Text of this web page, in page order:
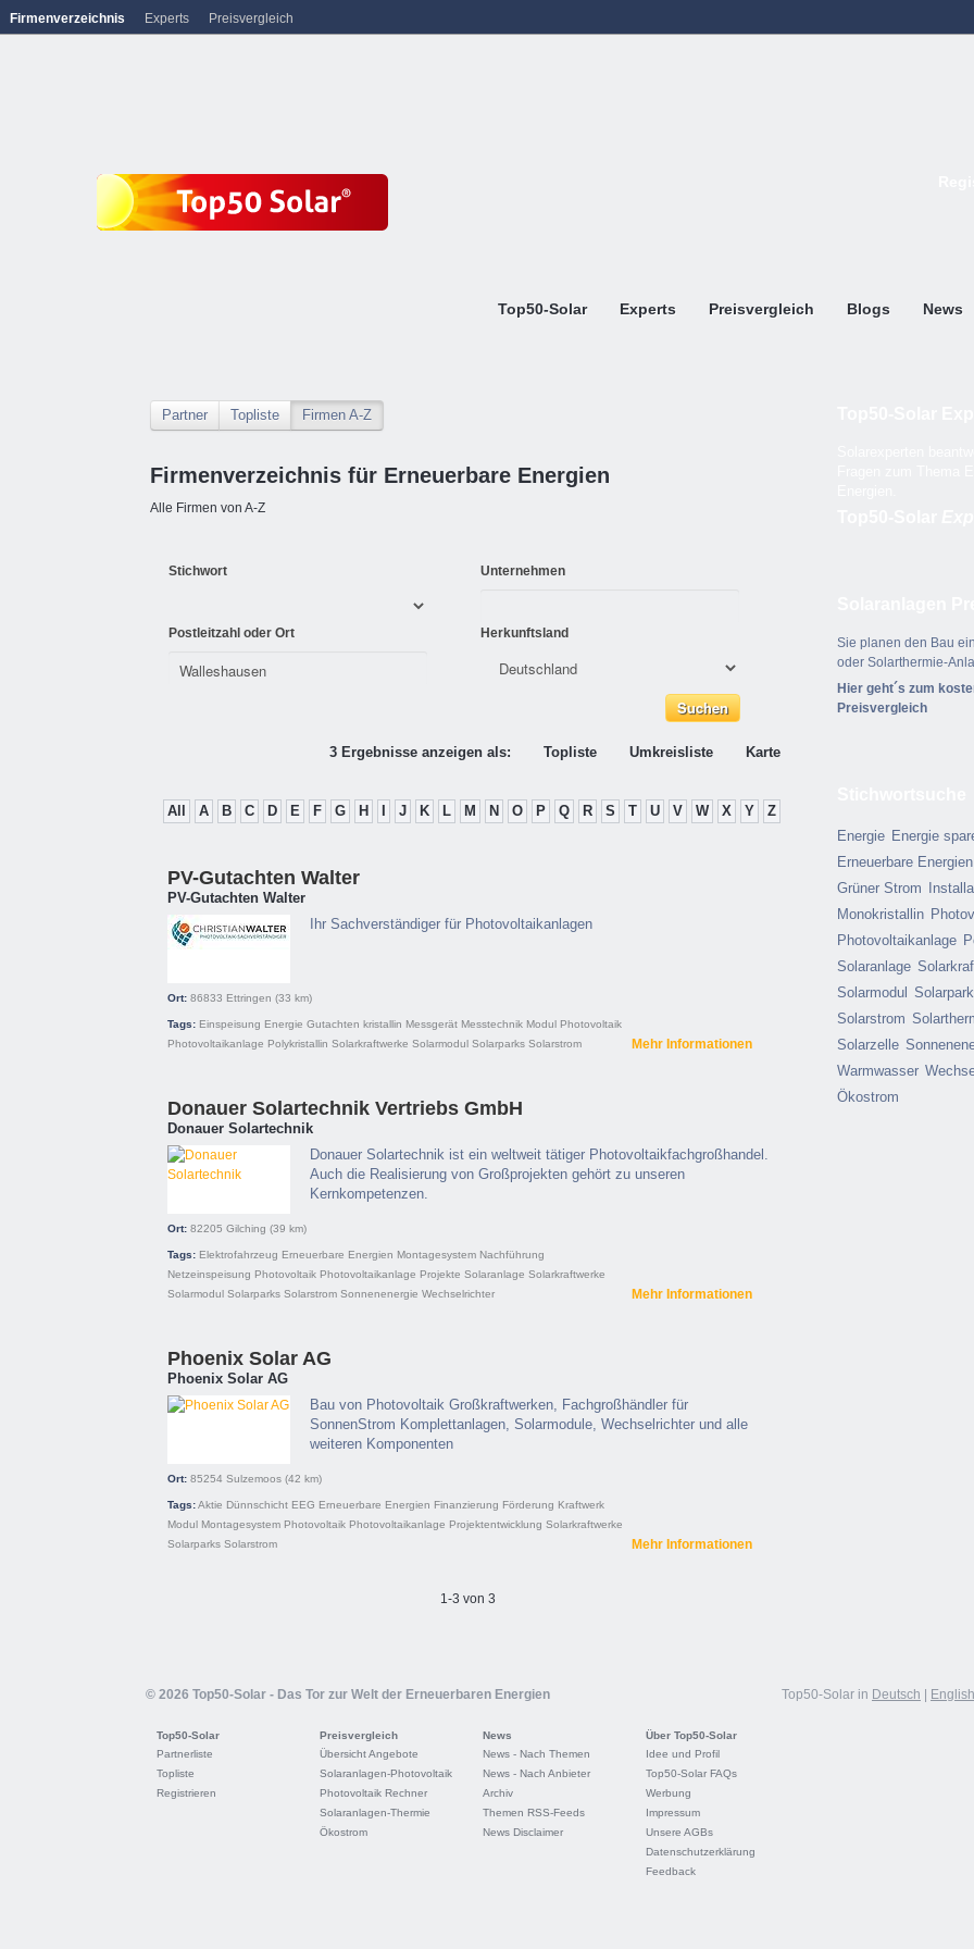
Top50-Solar Experts Preisvergleich Blogs News
Partner Topliste Firmen A-Z
Firmenverzeichnis für Erneuerbare Energien
Alle Firmen von A-Z
Stichwort Unternehmen
Postleitzahl oder Ort Herkunftsland
3 Ergebnisse anzeigen als: Topliste Umkreisliste Karte
All A B C D E F G H J K L M N O P Q R S T U V W X Y Z
PV-Gutachten Walter
PV-Gutachten Walter
Ihr Sachverständiger für Photovoltaikanlagen
Ort: 86833 Ettringen (33 km)
Tags: Einspeisung Energie Gutachten kristallin Messgerät Messtechnik Modul Photovoltaik
Photovoltaikanlage Polykristallin Solarkraftwerke Solarmodul Solarparks Solarstrom Mehr Informationen
Donauer Solartechnik Vertriebs GmbH
Donauer Solartechnik
Donauer Solartechnik ist ein weltweit tätiger Photovoltaikfachgroßhandel.
Auch die Realisierung von Großprojekten gehört zu unseren
Kernkompetenzen.
Ort: 82205 Gilching (39 km)
Tags: Elektrofahrzeug Erneuerbare Energien Montagesystem Nachführung
Netzeinspeisung Photovoltaik Photovoltaikanlage Projekte Solaranlage Solarkraftwerke
Solarmodul Solarparks Solarstrom Sonnenenergie Wechselrichter Mehr Informationen
Phoenix Solar AG
Phoenix Solar AG
Bau von Photovoltaik Großkraftwerken, Fachgroßhändler für
SonnenStrom Komplettanlagen, Solarmodule, Wechselrichter und alle
weiteren Komponenten
Ort: 85254 Sulzemoos (42 km)
Tags:Aktie Dünnschicht EEG Erneuerbare Energien Finanzierung Förderung Kraftwerk
Modul Montagesystem Photovoltaik Photovoltaikanlage Projektentwicklung Solarkraftwerke
Solarparks Solarstrom Mehr Informationen
1-3 von 3
Sie planen den Bau
oder Solarthermie-
Hier geht´s zum
Preisvergleich
Energie Energie
Erneuerbare Energien
Grüner Strom
Monokristallin
Photovoltaikanlage
Solaranlage
Solarmodul
Solarstrom
Solarzelle
Warmwasser
Ökostrom
© 2026 Top50-Solar - Das Tor zur Welt der Erneuerbaren Energien Top50-Solar in Deutsch English
Top50-Solar
Partnerliste
Topliste
Registrieren
Preisvergleich
Übersicht Angebote
Solaranlagen-Photovoltaik
Photovoltaik Rechner
Solaranlagen-Thermie
Ökostrom
News
News - Nach Themen
News - Nach Anbieter
Archiv
Themen RSS-Feeds
News Disclaimer
Über Top50-Solar
Idee und Profil
Top50-Solar FAQs
Werbung
Impressum
Unsere AGBs
Datenschutzerklärung
Feedback
Firmenverzeichnis Experts Preisvergleich